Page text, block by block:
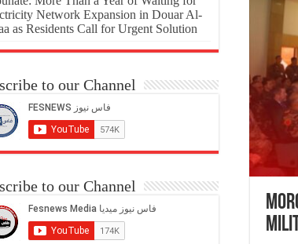
Network Expansion in Douar Al-
as Residents Call for Urgent Solution
to our Channel
to our Channel